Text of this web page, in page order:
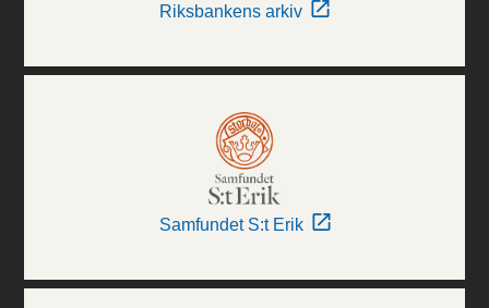
Riksbankens arkiv
Samfundet S:t Erik